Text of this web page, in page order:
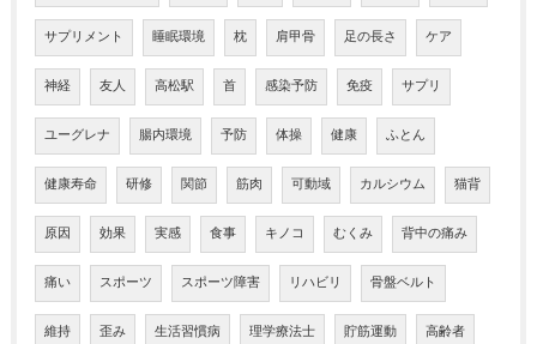
サプリメント 睡眠環境 枕 肩甲骨 足の長さ ケア
神経 友人 高松駅 首 感染予防 免疫 サプリ
ユーグレナ 腸内環境 予防 体操 健康 ふとん
健康寿命 研修 関節 筋肉 可動域 カルシウム 猫背
原因 効果 実感 食事 キノコ むくみ 背中の痛み
痛い スポーツ スポーツ障害 リハビリ 骨盤ベルト
維持 歪み 生活習慣病 理学療法士 貯筋運動 高齢者